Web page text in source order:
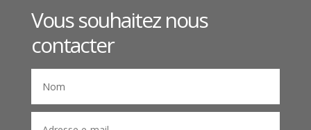
Vous souhaitez nous
contacter